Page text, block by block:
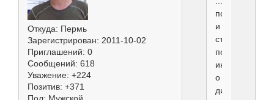
Откуда: Пермь
Зарегистрирован: 2011-10-02
Приглашений: 0
Сообщений: 618
Уважение: +224
Позитив: +371
поэтому
и
стоит
поддержать
инициативу
о
дисквале